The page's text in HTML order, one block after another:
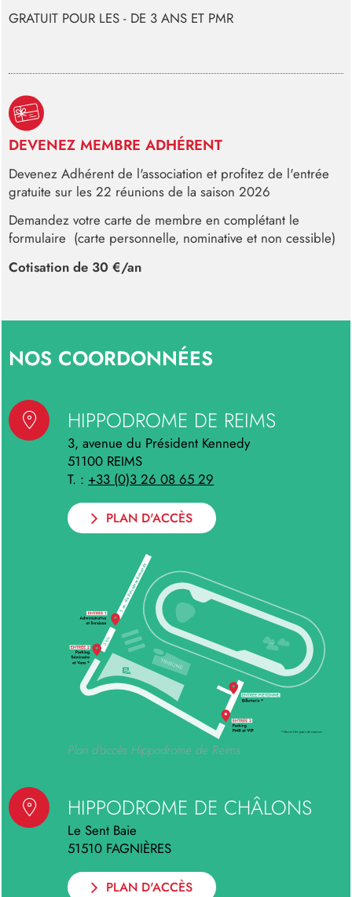
GRATUIT POUR LES - DE 3 ANS ET PMR
DEVENEZ MEMBRE ADHÉRENT
Devenez Adhérent de l'association et profitez de l'entrée
gratuite sur les 22 réunions de la saison 2026
Demandez votre carte de membre en complétant le
formulaire (carte personnelle, nominative et non cessible)
Cotisation de 30 €/an
NOS COORDONNÉES
HIPPODROME DE REIMS
3, avenue du Président Kennedy
51100 REIMS
+33 (0)3 26 08 65 29
PLAN D'ACCÈS
Plan d'accès Hippodrome de Reims
HIPPODROME DE CHÂLONS
Le Sent Baie
51510 FAGNIÈRES
PLAN D'ACCÈS